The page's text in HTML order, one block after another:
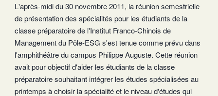
L'après-midi du 30 novembre 2011, la réunion semestrielle
de présentation des spécialités pour les étudiants de la
classe préparatoire de l'Institut Franco-Chinois de
Management du Pôle-ESG s'est tenue comme prévu dans
l'amphithéâtre du campus Philippe Auguste. Cette réunion
avait pour objectif d'aider les étudiants de la classe
préparatoire souhaitant intégrer les études spécialisées au
printemps à choisir la spécialité et le niveau d'études qui